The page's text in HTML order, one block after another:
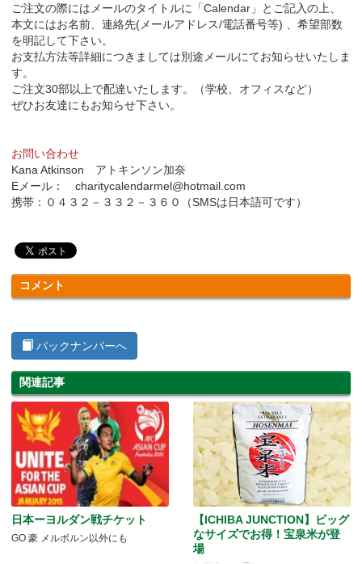
ご注文の際にはメールのタイトルに「Calendar」とご記入の上、
本文にはお名前、連絡先(メールアドレス/電話番号等) 、希望部数
を明記して下さい。
お支払方法等詳細につきましては別途メールにてお知らせいたしま
す。
ご注文30部以上で配達いたします。（学校、オフィスなど）
ぜひお友達にもお知らせ下さい。
お問い合わせ
Kana Atkinson アトキンソン加奈
Eメール： charitycalendarmel@hotmail.com
携帯：０４３２－３３２－３６０（SMSは日本語可です）
コメント
バックナンバーへ
関連記事
日本ーヨルダン戦チケット
GO 豪 メルボルン以外にも
【ICHIBA JUNCTION】ビッグ
なサイズでお得！宝泉米が登
場